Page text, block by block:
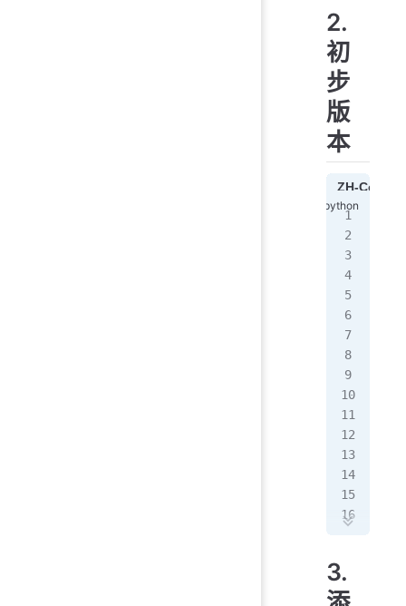
2.
初
步
版
本
ZH-Code
3.